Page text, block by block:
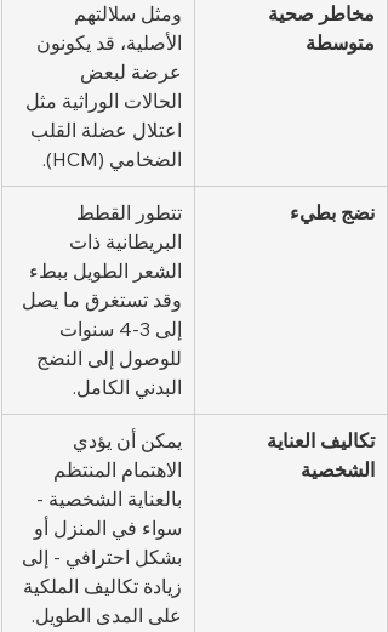
مخاطر صحية
متوسطة
ومثل سلالتهم
الأصلية، قد يكونون
عرضة لبعض
الحالات الوراثية مثل
اعتلال عضلة القلب
الضخامي (HCM).
نضج بطيء
تتطور القطط
البريطانية ذات
الشعر الطويل ببطء
وقد تستغرق ما يصل
إلى 3-4 سنوات
للوصول إلى النضج
البدني الكامل.
تكاليف العناية
الشخصية
يمكن أن يؤدي
الاهتمام المنتظم
بالعناية الشخصية -
سواء في المنزل أو
بشكل احترافي - إلى
زيادة تكاليف الملكية
على المدى الطويل.